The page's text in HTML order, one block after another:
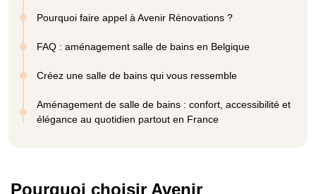
Pourquoi faire appel à Avenir Rénovations ?
FAQ : aménagement salle de bains en Belgique
Créez une salle de bains qui vous ressemble
Aménagement de salle de bains : confort, accessibilité et
élégance au quotidien partout en France
Pourquoi choisir Avenir